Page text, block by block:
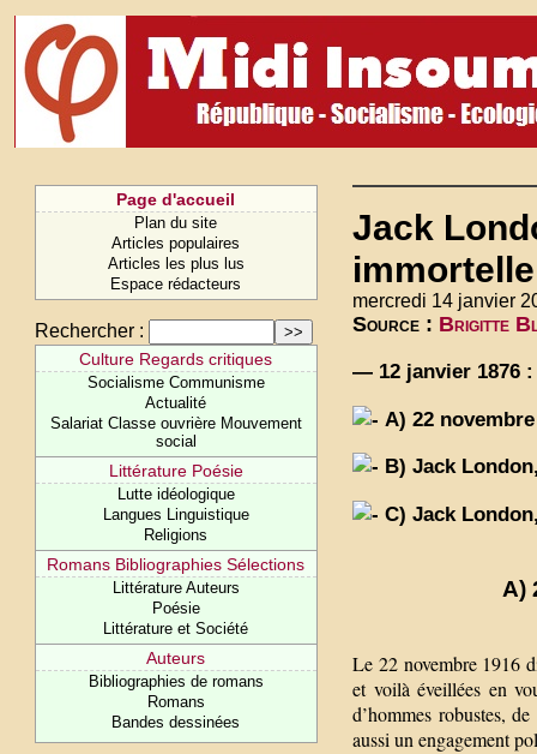
Page d'accueil
Plan du site
Articles populaires
Articles les plus lus
Espace rédacteurs
Rechercher :
Culture Regards critiques
Socialisme Communisme
Actualité
Salariat Classe ouvrière Mouvement
social
Littérature Poésie
Lutte idéologique
Langues Linguistique
Religions
Romans Bibliographies Sélections
Littérature Auteurs
Poésie
Littérature et Société
Auteurs
Bibliographies de romans
Romans
Bandes dessinées
Jack
immortelle
mercredi 14 janvier
Source : Brigitte
— 12 janvier 1876
A) 22
B) Jack
C) Jack
A)
Le 22 novembre 1916
et voilà éveillées en
d’hommes robustes,
aussi un engagement